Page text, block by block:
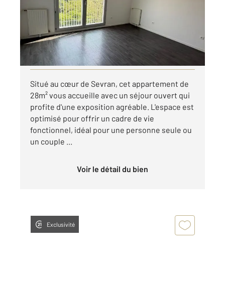
Appartement F1 à louer
700 €
par mois charges comprises
Visiter le site dédié
Situé au cœur de Sevran, cet appartement de
28m² vous accueille avec un séjour ouvert qui
profite d'une exposition agréable. L'espace est
optimisé pour offrir un cadre de vie
fonctionnel, idéal pour une personne seule ou
un couple ...
Voir le détail du bien
Exclusivité